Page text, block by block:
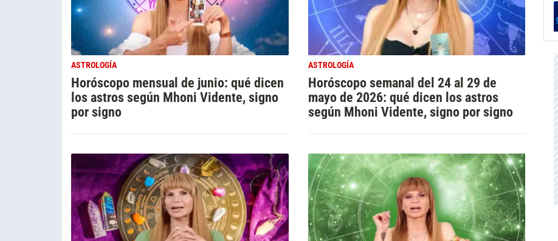
ASTROLOGÍA
Horóscopo mensual de junio: qué dicen
los astros según Mhoni Vidente, signo
por signo
ASTROLOGÍA
Horóscopo semanal del 24 al 29 de
mayo de 2026: qué dicen los astros
según Mhoni Vidente, signo por signo